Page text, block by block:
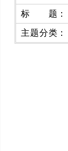
标题 ：
主题分类 ：